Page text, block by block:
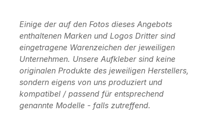
Einige der auf den Fotos dieses Angebots
enthaltenen Marken und Logos Dritter sind
eingetragene Warenzeichen der jeweiligen
Unternehmen. Unsere Aufkleber sind keine
originalen Produkte des jeweiligen Herstellers,
sondern eigens von uns produziert und
kompatibel / passend für entsprechend
genannte Modelle - falls zutreffend.